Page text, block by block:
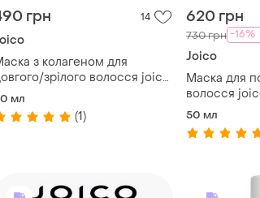
грн 14
з колагеном для
зрілого волосся joico
lock treatment masque
ml
мл
(1)
620 грн
730 грн -16%
Joico
Маска для
волосся
kbond20
50 мл